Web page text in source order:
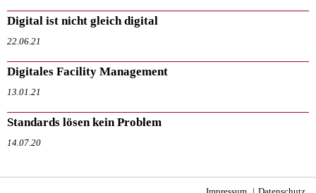
Digital ist nicht gleich digital
22.06.21
Digitales Facility Management
13.01.21
Standards lösen kein Problem
14.07.20